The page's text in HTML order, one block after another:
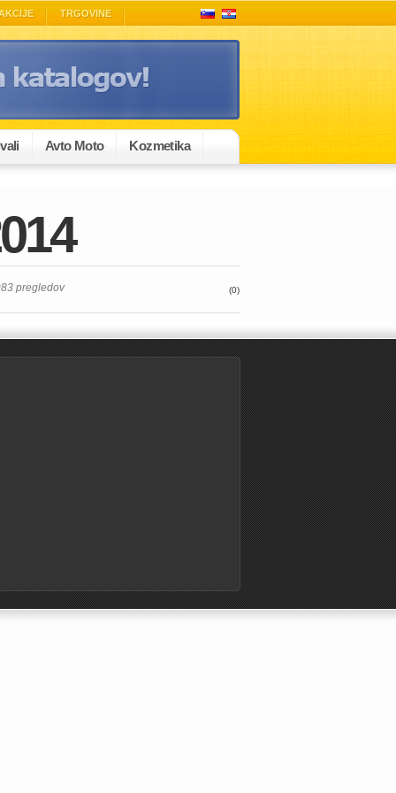
TRGOVINE
Avto Moto Kozmetika
pregledov (0)